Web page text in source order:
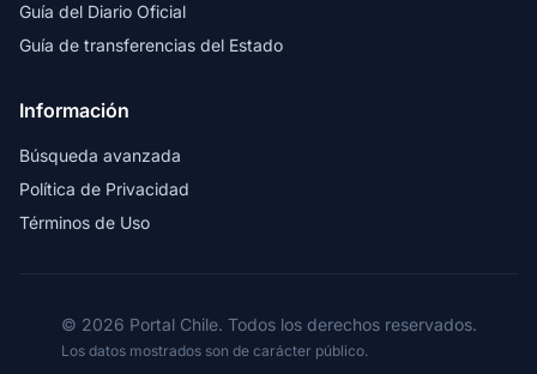
Guía del Diario Oficial
Guía de transferencias del Estado
Información
Búsqueda avanzada
Política de Privacidad
Términos de Uso
© 2026 Portal Chile. Todos los derechos reservados.
Los datos mostrados son de carácter público.